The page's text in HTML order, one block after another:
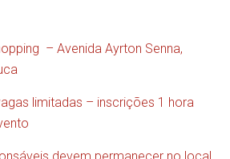
– Avenida Ayrton Senna,
limitadas – inscrições 1 hora